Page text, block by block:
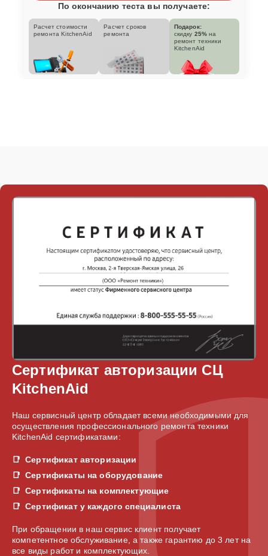
По окончанию теста вы получаете:
Расчет стоимости
ремонта KitchenAid
Расчет сроков
ремонта
Подарок:
скидку 25% на
ремонт техники
KitchenAid
Сертификат авторизации СЦ
KitchenAid
Наш сервисный центр обладает всеми необходимыми для
осуществления профессионального ремонта техники
KitchenAid сертификатами:
Сертификат авторизации
Сертификаты на оборудование
Сертификаты на комплектующие
Сертификат у каждого специалиста
При обращении в наш сервис клиент получает
компетентное обслуживание, а также гарантию до 3 лет на
все виды работ и комплектующих.